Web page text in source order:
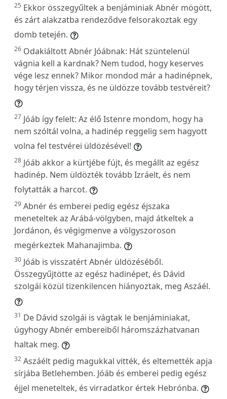
25 Ekkor összegyűltek a benjáminiak Abnér mögött,
és zárt alakzatba rendeződve felsorakoztak egy
domb tetején.
26 Odakiáltott Abnér Jóábnak: Hát szüntelenül
vágnia kell a kardnak? Nem tudod, hogy keserves
vége lesz ennek? Mikor mondod már a hadinépnek,
hogy térjen vissza, és ne üldözze tovább testvéreit?
27 Jóáb így felelt: Az élő Istenre mondom, hogy ha
nem szóltál volna, a hadinép reggelig sem hagyott
volna fel testvérei üldözésével!
28 Jóáb akkor a kürtjébe fújt, és megállt az egész
hadinép. Nem üldözték tovább Izráelt, és nem
folytatták a harcot.
29 Abnér és emberei pedig egész éjszaka
meneteltek az Arábá-völgyben, majd átkeltek a
Jordánon, és végigmenve a völgyszoroson
megérkeztek Mahanajimba.
30 Jóáb is visszatért Abnér üldözéséből.
Összegyűjtötte az egész hadinépet, és Dávid
szolgái közül tizenkilencen hiányoztak, meg Aszáél.
31 De Dávid szolgái is vágtak le benjáminiakat,
úgyhogy Abnér embereiből háromszázhatvanan
haltak meg.
32 Aszáélt pedig magukkal vitték, és eltemették apja
sírjába Betlehemben. Jóáb és emberei pedig egész
éjjel meneteltek, és virradatkor értek Hebrónba.